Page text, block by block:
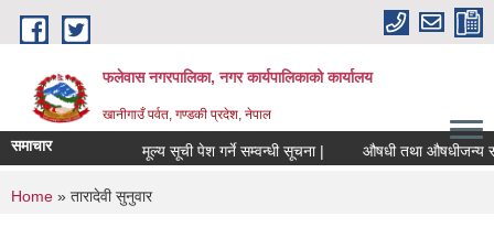
Skip to main content
फलेवास नगरपालिका, नगर कार्यपालिकाको कार्यालय
खानीगाउँ पर्वत, गण्डकी प्रदेश, नेपाल
समाचार मूल्य सूची पेश गर्ने सम्वन्धी सूचना | औषधी तथा औषधीजन्य
You are here
Home » तारादेवी सुनुवार